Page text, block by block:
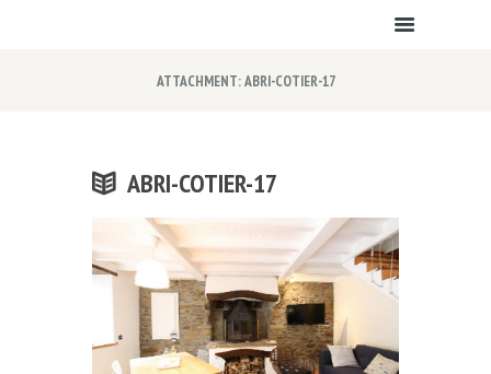
ATTACHMENT: ABRI-COTIER-17
ABRI-COTIER-17